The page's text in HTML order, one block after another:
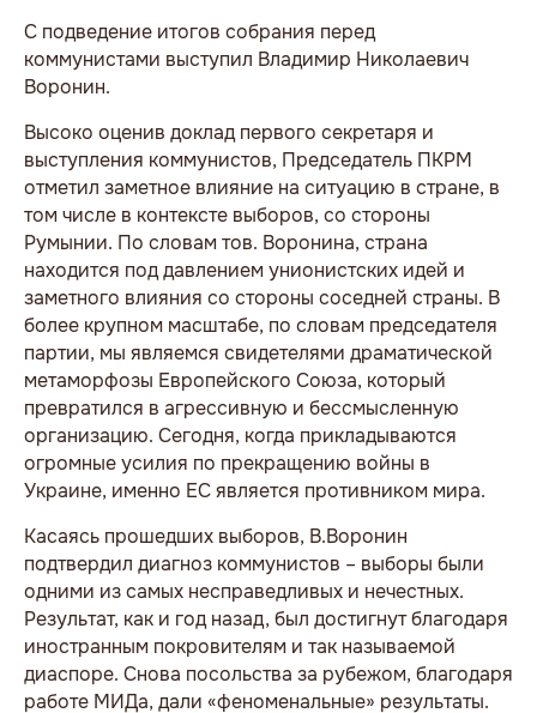
С подведение итогов собрания перед
коммунистами выступил Владимир Николаевич
Воронин.
Высоко оценив доклад первого секретаря и
выступления коммунистов, Председатель ПКРМ
отметил заметное влияние на ситуацию в стране, в
том числе в контексте выборов, со стороны
Румынии. По словам тов. Воронина, страна
находится под давлением унионистских идей и
заметного влияния со стороны соседней страны. В
более крупном масштабе, по словам председателя
партии, мы являемся свидетелями драматической
метаморфозы Европейского Союза, который
превратился в агрессивную и бессмысленную
организацию. Сегодня, когда прикладываются
огромные усилия по прекращению войны в
Украине, именно ЕС является противником мира.
Касаясь прошедших выборов, В.Воронин
подтвердил диагноз коммунистов – выборы были
одними из самых несправедливых и нечестных.
Результат, как и год назад, был достигнут благодаря
иностранным покровителям и так называемой
диаспоре. Снова посольства за рубежом, благодаря
работе МИДа, дали «феноменальные» результаты.